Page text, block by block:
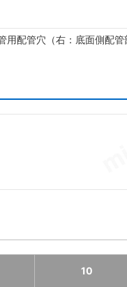
配管穴（右：底面側配管
10